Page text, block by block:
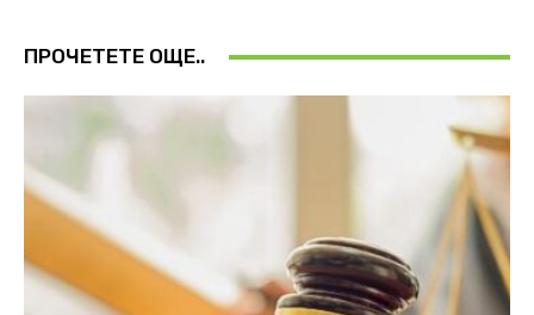
ПРОЧЕТЕТЕ ОЩЕ..